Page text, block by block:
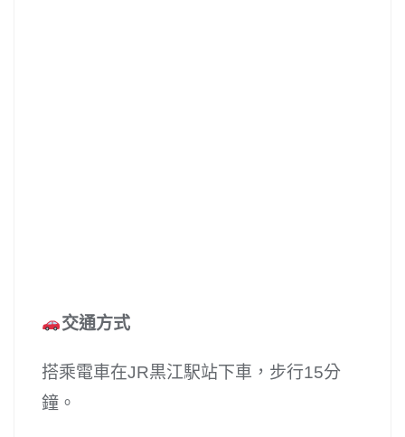
交通方式
搭乘電車在JR黒江駅站下車，步行15分
鐘。